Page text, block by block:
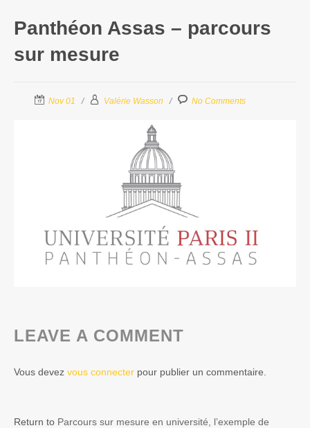
Panthéon Assas – parcours
sur mesure
Nov 01 Valérie Wasson No Comments
LEAVE A COMMENT
Vous devez vous connecter pour publier un commentaire.
Return to Parcours sur mesure en université, l’exemple de